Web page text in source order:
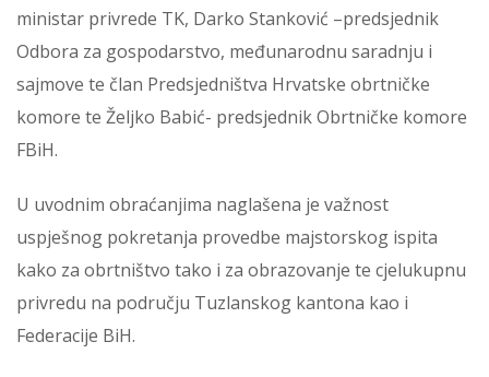
ministar privrede TK, Darko Stanković –predsjednik
Odbora za gospodarstvo, međunarodnu saradnju i
sajmove te član Predsjedništva Hrvatske obrtničke
komore te Željko Babić- predsjednik Obrtničke komore
FBiH.
U uvodnim obraćanjima naglašena je važnost
uspješnog pokretanja provedbe majstorskog ispita
kako za obrtništvo tako i za obrazovanje te cjelukupnu
privredu na području Tuzlanskog kantona kao i
Federacije BiH.